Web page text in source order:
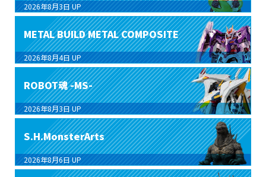
2026年8月3日 UP
METAL BUILD METAL COMPOSITE
2026年8月4日 UP
ROBOT魂 -MS-
2026年8月3日 UP
S.H.MonsterArts
2026年8月6日 UP